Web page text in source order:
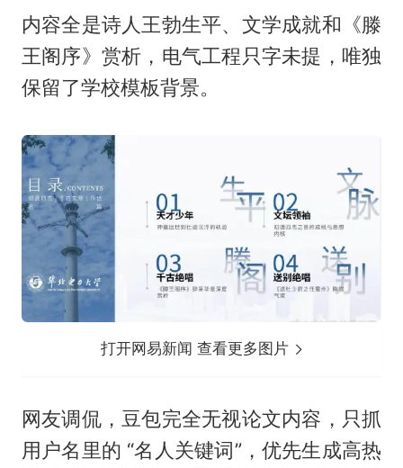
内容全是诗人王勃生平、文学成就和《滕
王阁序》赏析，电气工程只字未提，唯独
保留了学校模板背景。
打开网易新闻 查看更多图片
网友调侃，豆包完全无视论文内容，只抓
用户名里的 “名人关键词”，优先生成高热